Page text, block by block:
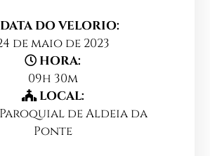
DATA DO VELORIO:
de maio de 2023
HORA:
09h 30m
LOCAL:
de Aldeia da
Ponte